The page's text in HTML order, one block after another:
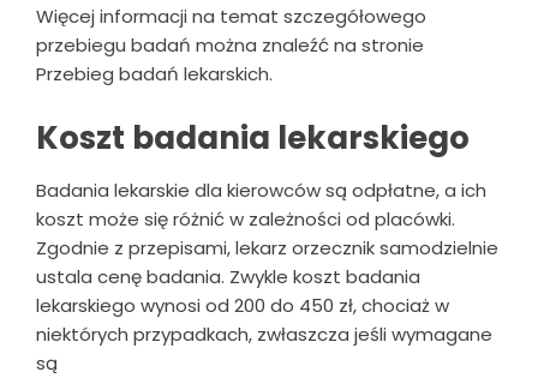
Więcej informacji na temat szczegółowego
przebiegu badań można znaleźć na stronie
Przebieg badań lekarskich.
Koszt badania lekarskiego
Badania lekarskie dla kierowców są odpłatne, a ich
koszt może się różnić w zależności od placówki.
Zgodnie z przepisami, lekarz orzecznik samodzielnie
ustala cenę badania. Zwykle koszt badania
lekarskiego wynosi od 200 do 450 zł, chociaż w
niektórych przypadkach, zwłaszcza jeśli wymagane
są